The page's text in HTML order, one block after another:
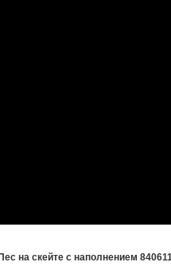
на скейте с наполнением